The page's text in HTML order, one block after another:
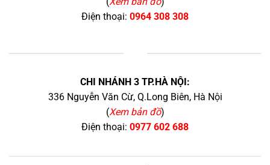
Điện thoại: 0964 308 308
CHI NHÁNH 3 TP.HÀ NỘI:
336 Nguyễn Văn Cừ, Q.Long Biên, Hà Nội
(Xem bản đồ)
Điện thoại: 0977 602 688